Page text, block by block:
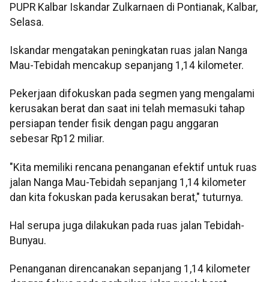
PUPR Kalbar Iskandar Zulkarnaen di Pontianak, Kalbar,
Selasa.
Iskandar mengatakan peningkatan ruas jalan Nanga
Mau-Tebidah mencakup sepanjang 1,14 kilometer.
Pekerjaan difokuskan pada segmen yang mengalami
kerusakan berat dan saat ini telah memasuki tahap
persiapan tender fisik dengan pagu anggaran
sebesar Rp12 miliar.
"Kita memiliki rencana penanganan efektif untuk ruas
jalan Nanga Mau-Tebidah sepanjang 1,14 kilometer
dan kita fokuskan pada kerusakan berat," tuturnya.
Hal serupa juga dilakukan pada ruas jalan Tebidah-
Bunyau.
Penanganan direncanakan sepanjang 1,14 kilometer